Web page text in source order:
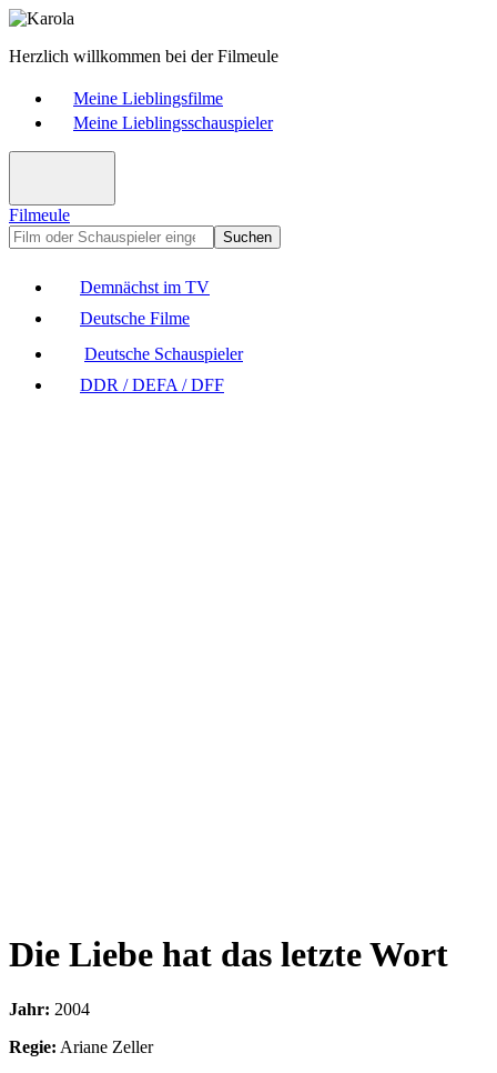
Herzlich willkommen bei der Filmeule
Meine Lieblingsfilme
Meine Lieblingsschauspieler
Filmeule
Suchen
Demnächst im TV
Deutsche Filme
Deutsche Schauspieler
DDR / DEFA / DFF
Die Liebe hat das letzte Wort
Jahr: 2004
Regie: Ariane Zeller